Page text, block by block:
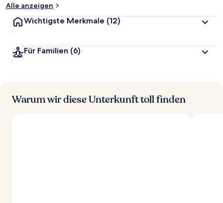
Alle anzeigen
Wichtigste Merkmale (12)
Für Familien (6)
Warum wir diese Unterkunft toll finden